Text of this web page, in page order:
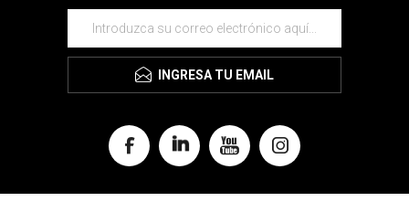
INGRESA TU EMAIL